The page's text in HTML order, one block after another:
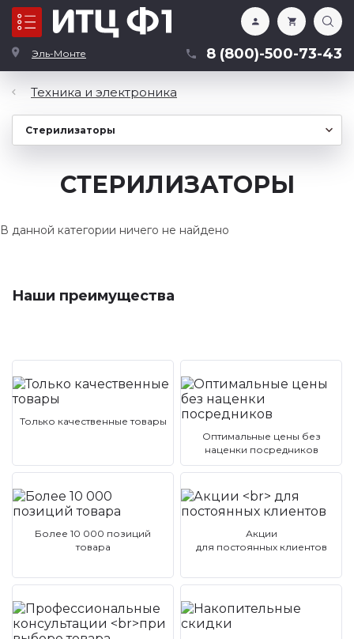
Эль-Монте 8 (800)-500-73-43
Каталог
Техника и электроника
СТЕРИЛИЗАТОРЫ
В данной категории ничего не найдено
Наши преимущества
Только качественные товары
Оптимальные цены без
наценки посредников
Более 10 000 позиций
товара
Акции
для постоянных клиентов